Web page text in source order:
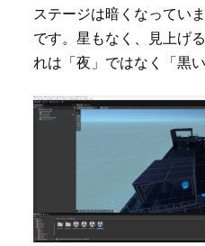
ステージは暗くなってい
です。星もなく、見上げ
れは「夜」ではなく「黒